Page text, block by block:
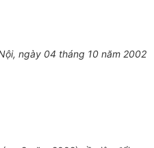
ngày 04 tháng 10 năm 2002